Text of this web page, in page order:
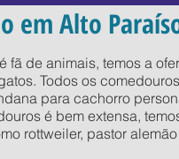
em Alto
de animais, temos a
Todos os
para cachorro
é bem extensa,
rottweiler, pastor